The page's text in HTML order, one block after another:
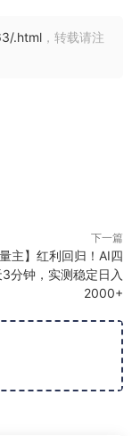
.html ，转载请注
下一篇
量主】红利回归！AI四
分钟，实测稳定日入
2000+